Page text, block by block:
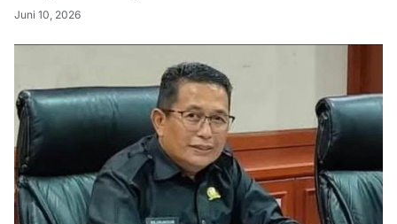
Juni 10, 2026